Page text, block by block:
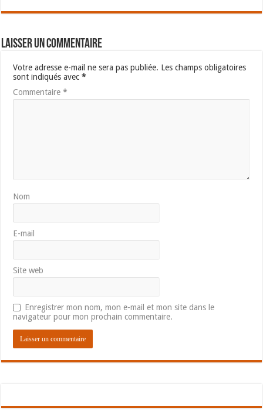
Laisser un commentaire
Votre adresse e-mail ne sera pas publiée. Les champs obligatoires
sont indiqués avec*
Commentaire*
Nom
E-mail
Site web
Enregistrer mon nom, mon e-mail et mon site dans le
navigateur pour mon prochain commentaire.